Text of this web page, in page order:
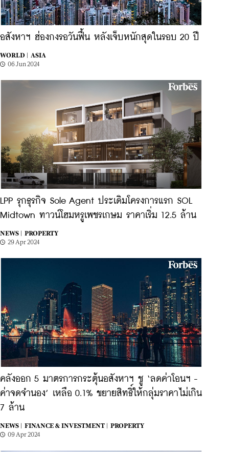
อสังหาฯ ฮ่องกงรอวันฟื้น หลังเจ็บหนักสุดในรอบ 20 ปี
WORLD |
ASIA
06 Jun 2024
LPP รุกธุรกิจ Sole Agent ประเดิมโครงการแรก SOL
Midtown ทาวน์โฮมหรูเพชรเกษม ราคาเริ่ม 12.5 ล้าน
NEWS |
PROPERTY
29 Apr 2024
คลังออก 5 มาตรการกระตุ้นอสังหาฯ ชู ‘ลดค่าโอนฯ -
ค่าจดจำนอง’ เหลือ 0.1% ขยายสิทธิ์ให้กลุ่มราคาไม่เกิน
7 ล้าน
NEWS | FINANCE & INVESTMENT |
PROPERTY
09 Apr 2024